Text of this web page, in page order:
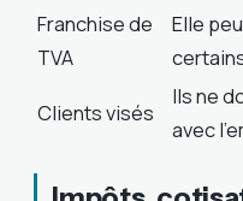
Franchise de
TVA
Elle
Clients visés
Ils ne
avec